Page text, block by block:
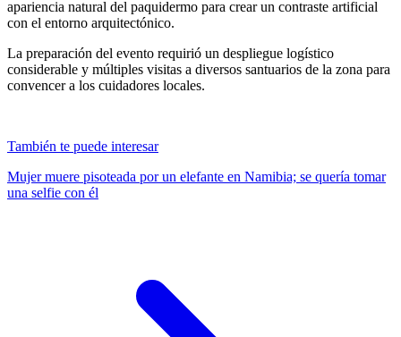
apariencia natural del paquidermo para crear un contraste artificial
con el entorno arquitectónico.
La preparación del evento requirió un despliegue logístico
considerable y múltiples visitas a diversos santuarios de la zona para
convencer a los cuidadores locales.
También te puede interesar
Mujer muere pisoteada por un elefante en Namibia; se quería tomar
una selfie con él